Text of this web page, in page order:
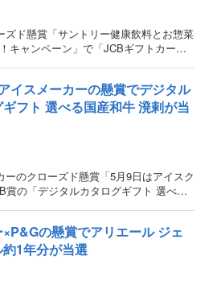
ド懸賞「サントリー健康飲料とお惣菜
キャンペーン」で「JCBギフトカード
イスメーカーの懸賞でデジタル
フト 選べる国産和牛 溌剌が当
のクローズド懸賞「5月9日はアイスク
賞の「デジタルカタログギフト 選べる
の懸賞でアリエール ジェ
1年分が当選